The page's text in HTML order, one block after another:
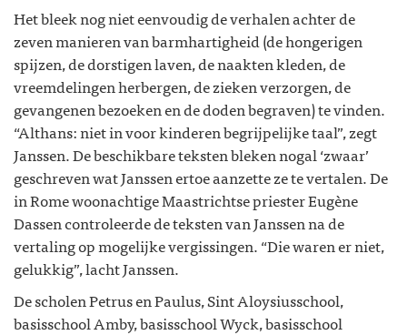
Het bleek nog niet eenvoudig de verhalen achter de
zeven manieren van barmhartigheid (de hongerigen
spijzen, de dorstigen laven, de naakten kleden, de
vreemdelingen herbergen, de zieken verzorgen, de
gevangenen bezoeken en de doden begraven) te vinden.
“Althans: niet in voor kinderen begrijpelijke taal”, zegt
Janssen. De beschikbare teksten bleken nogal ‘zwaar’
geschreven wat Janssen ertoe aanzette ze te vertalen. De
in Rome woonachtige Maastrichtse priester Eugène
Dassen controleerde de teksten van Janssen na de
vertaling op mogelijke vergissingen. “Die waren er niet,
gelukkig”, lacht Janssen.
De scholen Petrus en Paulus, Sint Aloysiusschool,
basisschool Amby, basisschool Wyck, basisschool